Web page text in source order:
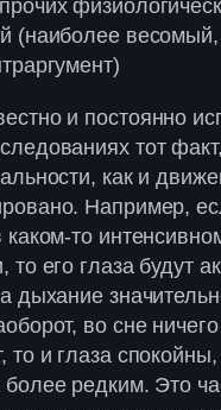
(наиболее
и постоянно
тот
как и
Например,
каком-то
то его глаза будут
дыхание
во сне
то и глаза
более редким. Это